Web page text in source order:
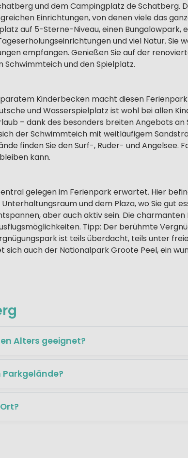
und dem Campingplatz de Schatberg.
Einrichtungen, von denen viele das
auf 5-Sterne-Niveau, einen Bungalowpark,
und viel Natur. Sie
empfangen. Genießen Sie auf der
Schwimmteich und den Spielplatz.
Kinderbecken macht diesen
und Wasserspielplatz ist wohl bei allen
– dank des besonders breiten Angebots
der Schwimmteich mit weitläufigem
finden Sie den Surf-, Ruder- und Angelsee.
kann.
gelegen im Ferienpark erwartet. Hier
und dem Plaza, wo Sie gut
aber auch aktiv sein. Die charmanten
Tipp: Der berühmte
ist teils überdacht, teils unter
auch der Nationalpark Groote Peel, ein
Alters geeignet?